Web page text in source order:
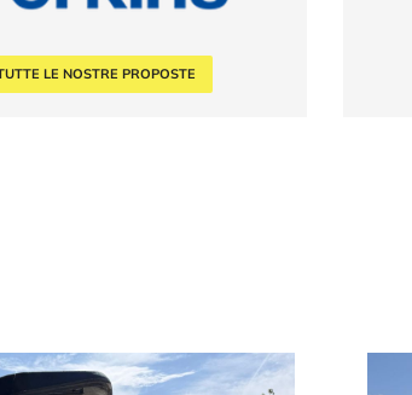
LE NOSTRE PROPOSTE